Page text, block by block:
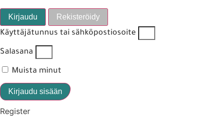
Kirjaudu Rekisteröidy
Käyttäjätunnus tai sähköpostiosoite
Salasana
Muista minut
Kirjaudu sisään
Register